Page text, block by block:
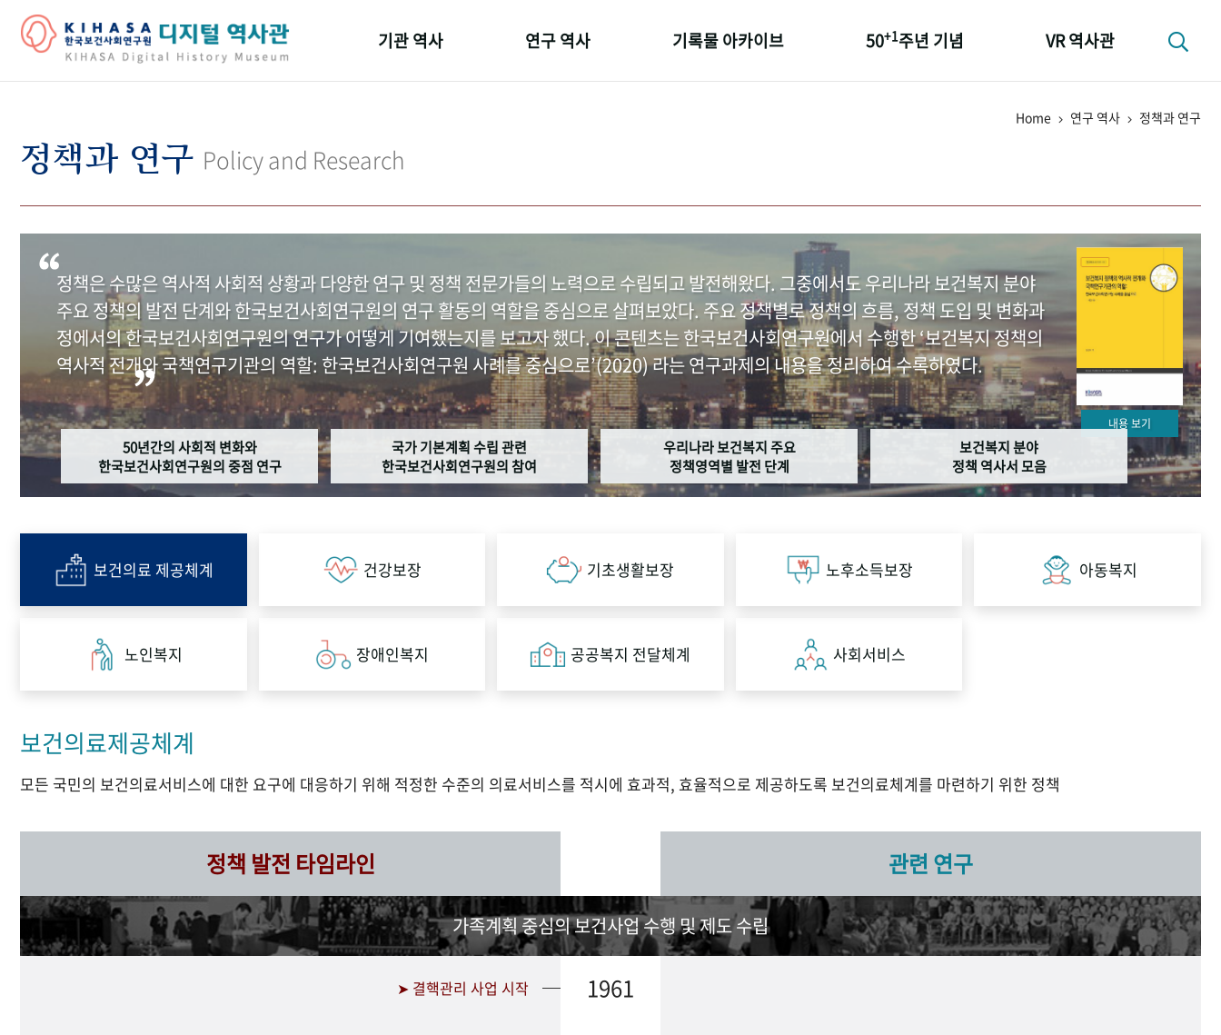
기관 역사
기관 변천사
연구 역사 기록물 아카이브 50+1주년 기념 VR 역사관
Home 연구 역사 정책과 연구
정책과 연구 Policy and Research
정책은 수많은 역사적 사회적 상황과 다양한 연구 및 정책 전문가들의 노력으로 수립되고 발전해왔다. 그중에서도 우리나라 보건복지 분야
주요 정책의 발전 단계와 한국보건사회연구원의 연구 활동의 역할을 중심으로 살펴보았다. 주요 정책별로 정책의 흐름, 정책 도입 및 변화과
정에서의 한국보건사회연구원의 연구가 어떻게 기여했는지를 보고자 했다. 이 콘텐츠는 한국보건사회연구원에서 수행한 ‘보건복지 정책의
역사적 전개와 국책연구기관의 역할: 한국보건사회연구원 사례를 중심으로’(2020) 라는 연구과제의 내용을 정리하여 수록하였다.
내용 보기
50년간의 사회적 변화와
한국보건사회연구원의 중점 연구
국가 기본계획 수립 관련
한국보건사회연구원의 참여
우리나라 보건복지 주요
정책영역별 발전 단계
보건복지 분야
정책 역사서 모음
보건의료 제공체계 건강보장 기초생활보장 노후소득보장 아동복지
노인복지 장애인복지 공공복지 전달체계 사회서비스
보건의료제공체계
모든 국민의 보건의료서비스에 대한 요구에 대응하기 위해 적정한 수준의 의료서비스를 적시에 효과적, 효율적으로 제공하도록 보건의료체계를 마련하기 위한 정책
정책 발전 타임라인 관련 연구
가족계획 중심의 보건사업 수행 및 제도 수립
➤ 결핵관리 사업 시작 1961